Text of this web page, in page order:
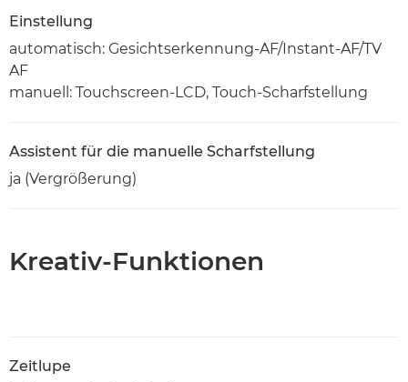
Einstellung
automatisch: Gesichtserkennung-AF/Instant-AF/TV
AF
manuell: Touchscreen-LCD, Touch-Scharfstellung
Assistent für die manuelle Scharfstellung
ja (Vergrößerung)
Kreativ-Funktionen
Zeitlupe